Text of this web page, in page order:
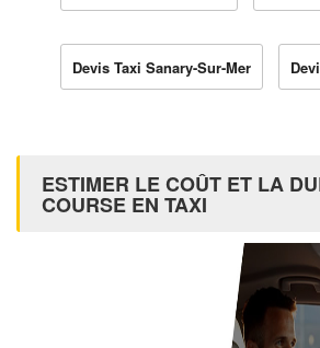
Devis Taxi Sanary-Sur-Mer
ESTIMER LE COÛT ET LA
COURSE EN TAXI